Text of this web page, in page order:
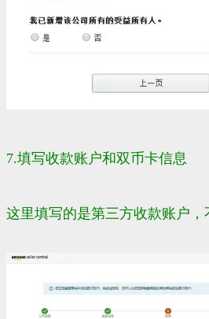
7.填写收款账户和双币卡信息
这里填写的是第三方收款账户